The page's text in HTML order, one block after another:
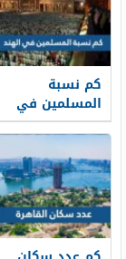
كم نسبة
المسلمين في
الهند 2026